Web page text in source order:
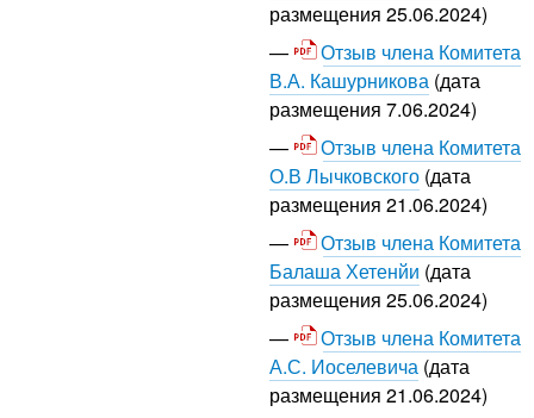
размещения 25.06.2024)
Отзыв члена Комитета
В.А. Кашурникова (дата
размещения 7.06.2024)
Отзыв члена Комитета
О.В Лычковского (дата
размещения 21.06.2024)
Отзыв члена Комитета
Балаша Хетенйи (дата
размещения 25.06.2024)
Отзыв члена Комитета
А.С. Иоселевича (дата
размещения 21.06.2024)